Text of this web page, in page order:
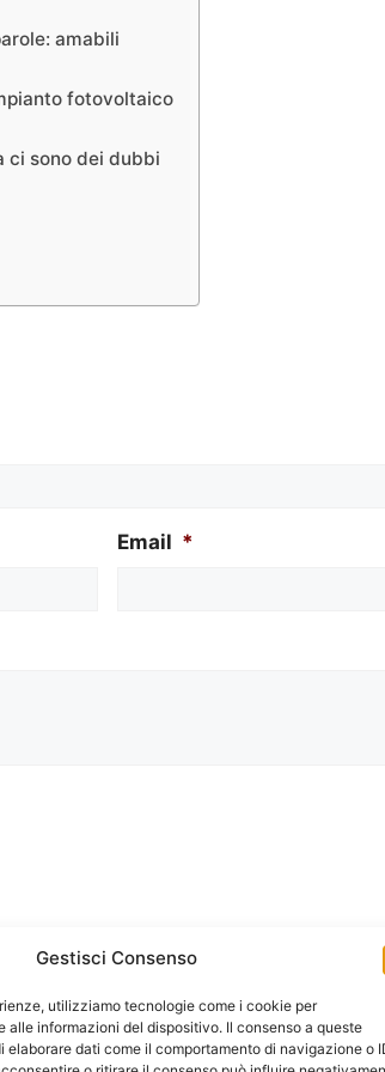
Gestisci Consenso
utilizziamo tecnologie come i cookie per
alle informazioni del dispositivo. Il consenso a queste
elaborare dati come il comportamento di navigazione o
amabili
fotovoltaico
ci sono dei dubbi
Email *
dati da questo sito web.